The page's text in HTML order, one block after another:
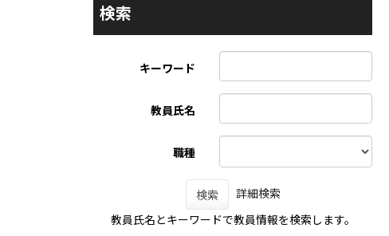
検索
キーワード
教員氏名
職種
検索
詳細検索
教員氏名とキーワードで教員情報を検索します。